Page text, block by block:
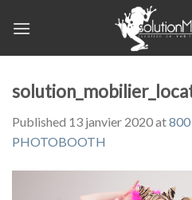
Published 13 janvier 2020at
PHOTOBOOTH